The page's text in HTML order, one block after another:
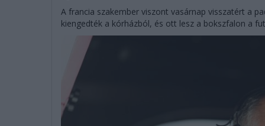
A francia szakember viszont vasárnap visszatért a
kiengedték a kórházból, és ott lesz a bokszfalon a